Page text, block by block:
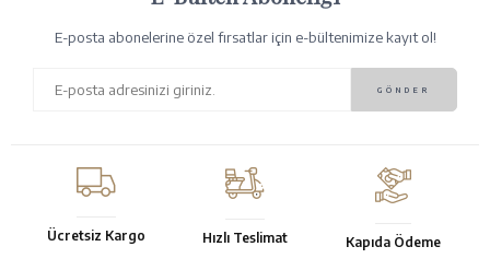
E-posta abonelerine özel fırsatlar için e-bültenimize kayıt ol!
Ücretsiz Kargo Hızlı Teslimat Kapıda Ödeme